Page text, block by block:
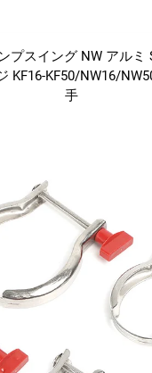
プスイング NW アルミ
KF16-KF50/NW16/
手